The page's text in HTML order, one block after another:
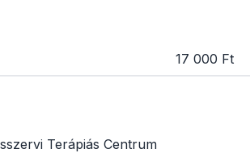
17 000 Ft
Terápiás Centrum